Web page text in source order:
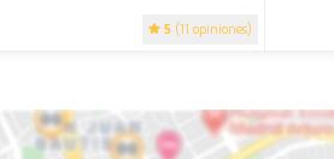
5 (11 opiniones)